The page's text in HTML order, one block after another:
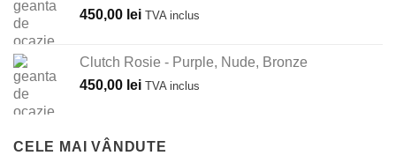
450,00 lei TVA inclus
Clutch Rosie - Purple, Nude, Bronze
450,00 lei TVA inclus
CELE MAI VÂNDUTE